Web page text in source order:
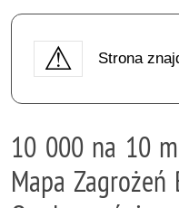
Strona
10 000 na 10
Mapa Zagrożeń